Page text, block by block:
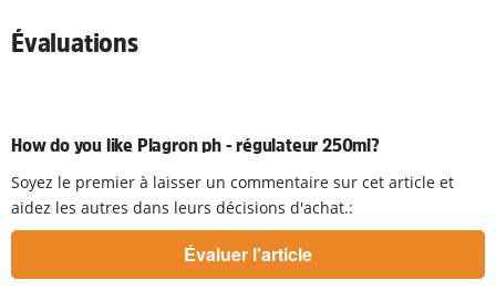
Évaluations
How do you like Plagron ph - régulateur 250ml?
Soyez le premier à laisser un commentaire sur cet article et
aidez les autres dans leurs décisions d'achat.: